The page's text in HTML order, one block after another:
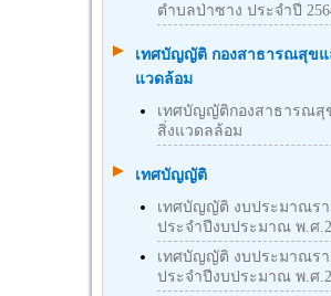
ตำบลป่าซาง ประจำปี
เทศบัญญัติ กองสาธารณสุขแ
แวดล้อม
เทศบัญญัติกองสาธารณสุ
สิ่งแวดลล้อม
เทศบัญญัติ
เทศบัญญัติ งบประมาณรา
ประจำปีงบประมาณ พ.ศ
เทศบัญญัติ งบประมาณรา
ประจำปีงบประมาณ พ.ศ